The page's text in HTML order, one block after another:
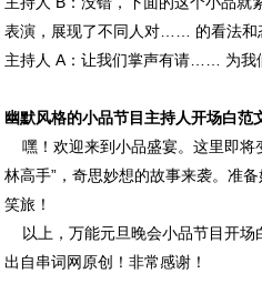
表演，展现了不同人对…… 的看法和
主持人 A：让我们掌声有请…… 为我
幽默风格的小品节目主持人开场白范
嘿！欢迎来到小品盛宴。这里即将
林高手”，奇思妙想的故事来袭。准
笑旅！
以上，万能元旦晚会小品节目开场
出自串词网原创！非常感谢！